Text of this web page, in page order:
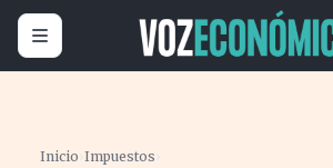
Inicio ›Impuestos ›